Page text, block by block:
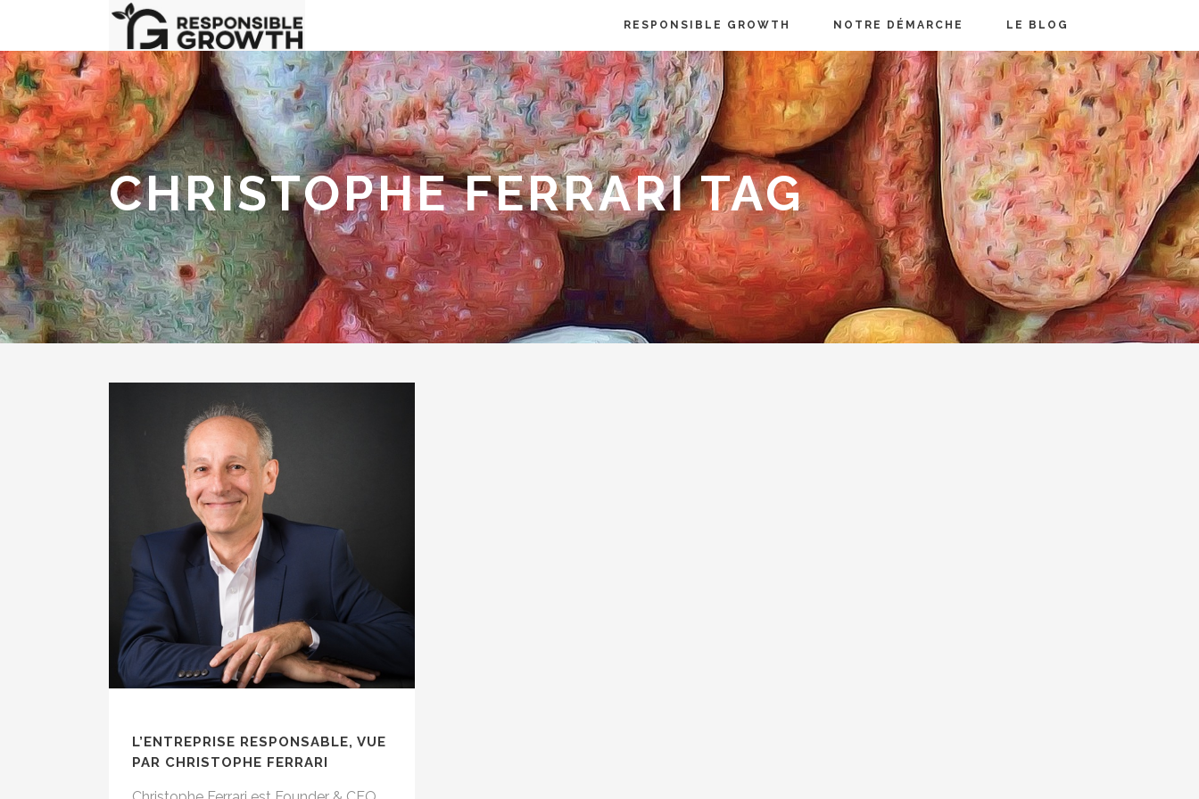
RESPONSIBLE GROWTH NOTRE DÉMARCHE LE BLOG
CHRISTOPHE FERRARI TAG
L’ENTREPRISE RESPONSABLE, VUE
PAR CHRISTOPHE FERRARI